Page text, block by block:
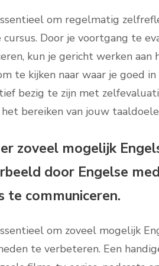
om regelmatig
cursus. Door je voortgang te
kun je gericht werken aan
te kijken naar waar je goed
bezig te zijn met
bereiken van jouw
zoveel mogelijk
door Engelse
te communiceren.
om zoveel mogelijk
te verbeteren. Een